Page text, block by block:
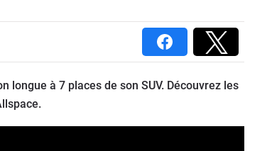
longue à 7 places de son SUV. Découvrez les